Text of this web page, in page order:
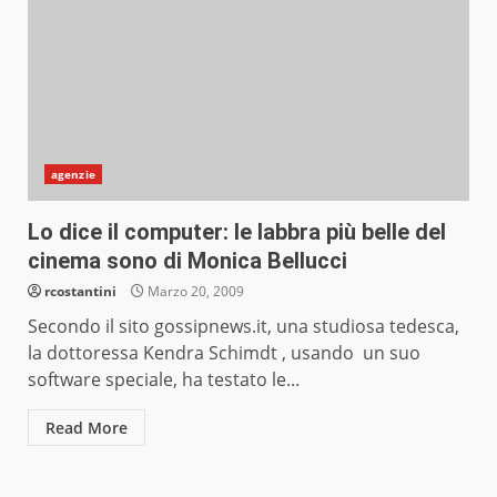
agenzie
Lo dice il computer: le labbra più belle del
cinema sono di Monica Bellucci
rcostantini Marzo 20, 2009
Secondo il sito gossipnews.it, una studiosa tedesca,
la dottoressa Kendra Schimdt , usando un suo
software speciale, ha testato le...
Read More